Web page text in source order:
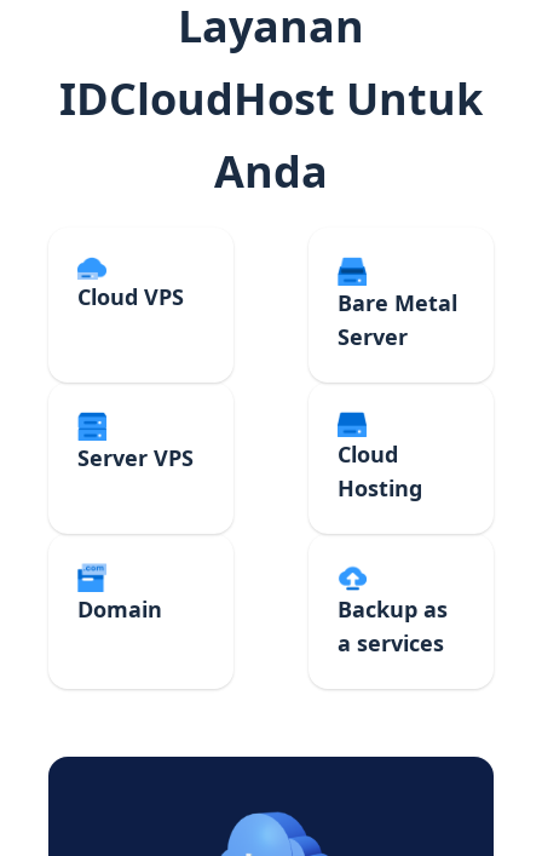
Layanan
IDCloudHost Untuk
Anda
Cloud VPS
Bare Metal
Server
Server VPS
Cloud
Hosting
Domain
Backup as
a services